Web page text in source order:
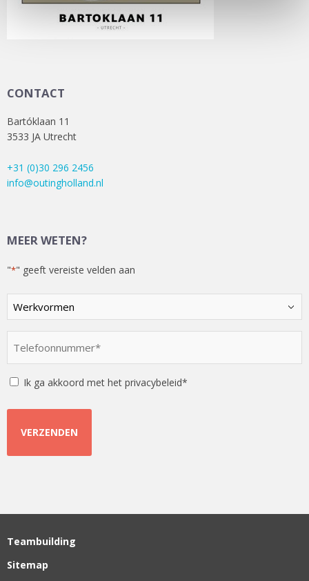
CONTACT
Bartóklaan 11
3533 JA Utrecht
+31 (0)30 296 2456
info@outingholland.nl
MEER WETEN?
"*" geeft vereiste velden aan
Kies
een
optie
Instemming
Ik ga akkoord met het privacybeleid*
Teambuilding
Sitemap